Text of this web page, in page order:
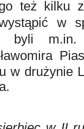
też kilku
w
byli
w drużynie